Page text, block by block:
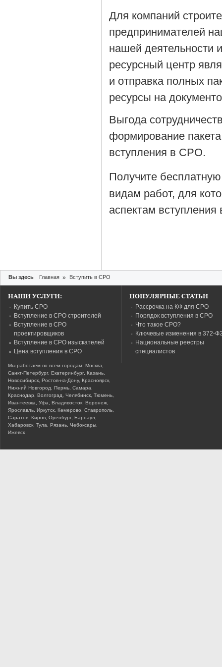
Для компаний
предпринимателей
нашей деятельности
ресурсный центр
и отправка полных
ресурсы на
Выгода
формирование
вступления в СРО.
Получите
видам работ, для
аспектам
Вы здесь Главная » Вступить в СРО
НАШИ УСЛУГИ:
Купить СРО
Вступление в СРО строителей
Вступление в СРО
проектировщиков
Вступление в СРО изыскателей
Цена вступления в СРО
Мы работаем по всем городам: Москва,
Санкт-Петербург, Екатеринбург, Казань,
Новосибирск, Ростов-на-Дону, Красноярск,
Нижний Новгород, Пермь, Самара,
Краснодар, Волгоград, Челябинск, Тюмень,
Ивантеевка, Уфа, Владивосток, Воронеж,
Ярославль, Иркутск, Кемерово, Ставрополь,
Саратов, Киров, Оренбург, Барнаул,
Хабаровск, Тула, Рязань, Чебоксары,
Ижевск
ПОПУЛЯРНЫЕ СТАТЬИ
Рассрочка на КФ для СРО
Порядок вступления в СРО
Что такое СРО?
Ключевые изменения в 372-
Национальные реестры
специалистов